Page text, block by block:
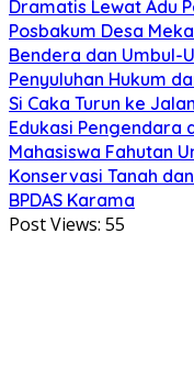
Dramatis Lewat Adu
Posbakum Desa
Bendera dan Umbul-
Penyuluhan Hukum
Si Caka Turun ke
Edukasi Pengendara
Mahasiswa Fahutan
Konservasi Tanah
BPDAS Karama
Post Views: 55